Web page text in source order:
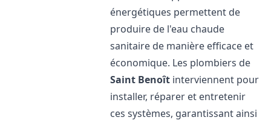
énergétiques permettent de
produire de l'eau chaude
sanitaire de manière efficace et
économique. Les plombiers de
Saint Benoît interviennent pour
installer, réparer et entretenir
ces systèmes, garantissant ainsi